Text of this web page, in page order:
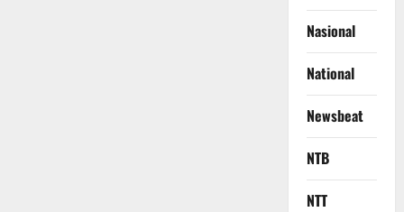
Nasional
National
Newsbeat
NTB
NTT